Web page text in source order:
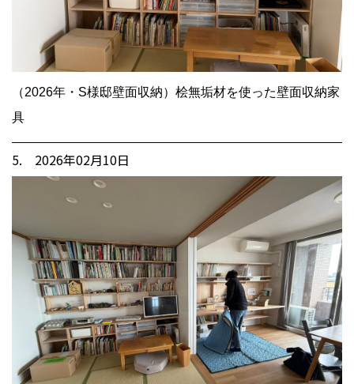
（2026年・S様邸壁面収納）桧無垢材を使った壁面収納家
具
5. 2026年02月10日